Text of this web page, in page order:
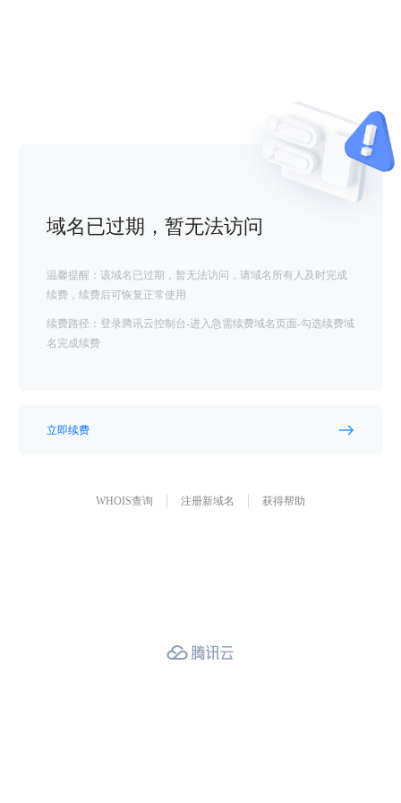
域名已过期，暂无法访问
温馨提醒：该域名已过期，暂无法访问，请域名所有人及时完成
续费，续费后可恢复正常使用
续费路径：登录腾讯云控制台-进入急需续费域名页面-勾选续费域
名完成续费
立即续费
WHOIS查询 注册新域名 获得帮助